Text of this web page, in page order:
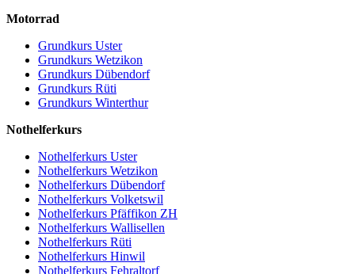
Motorrad
Grundkurs Uster
Grundkurs Wetzikon
Grundkurs Dübendorf
Grundkurs Rüti
Grundkurs Winterthur
Nothelferkurs
Nothelferkurs Uster
Nothelferkurs Wetzikon
Nothelferkurs Dübendorf
Nothelferkurs Volketswil
Nothelferkurs Pfäffikon ZH
Nothelferkurs Wallisellen
Nothelferkurs Rüti
Nothelferkurs Hinwil
Nothelferkurs Fehraltorf